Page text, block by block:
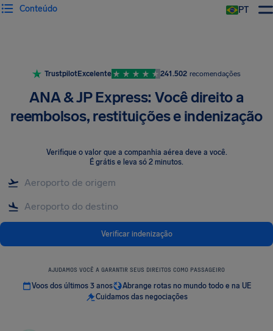
PT
Conteúdo
TrustpilotExcelente 241.502 recomendações
ANA & JP Express: Você direito a
reembolsos, restituições e indenização
Verifique o valor que a companhia aérea deve a você.
É grátis e leva só 2 minutos.
Verificar indenização
AJUDAMOS VOCÊ A GARANTIR SEUS DIREITOS COMO PASSAGEIRO
Voos dos últimos 3 anos
Abrange rotas no mundo todo e na UE
Cuidamos das negociações